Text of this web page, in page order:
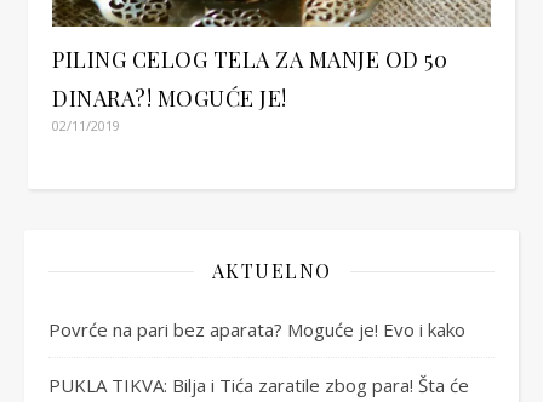
PILING CELOG TELA ZA MANJE OD 50
DINARA?! MOGUĆE JE!
02/11/2019
AKTUELNO
Povrće na pari bez aparata? Moguće je! Evo i kako
PUKLA TIKVA: Bilja i Tića zaratile zbog para! Šta će